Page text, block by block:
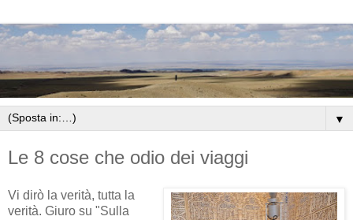
▼
Le 8 cose che odio dei viaggi
Vi dirò la verità, tutta la
verità. Giuro su "Sulla